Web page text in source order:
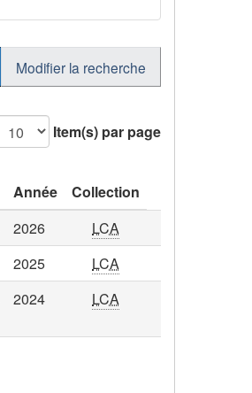
Modifier la recherche
Item(s) par page
Année
Collection
2026
LCA
2025
LCA
2024 LCA